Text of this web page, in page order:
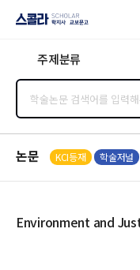
지사·교보문고
주제분류
논문 KCI등재 학술저널
Environment and